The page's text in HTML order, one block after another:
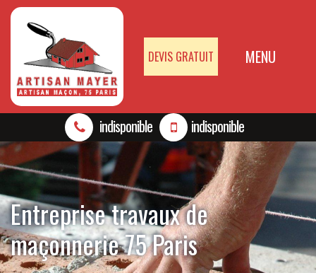
DEVIS GRATUIT MENU
indisponible indisponible
Entreprise travaux de
maçonnerie 75 Paris